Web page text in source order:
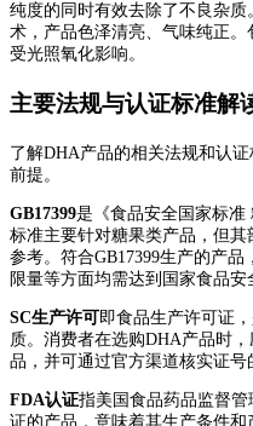
纯度的同时有效去除了不良杂
术，产品色泽清亮、气味纯正
受光照氧化影响。
主要法规与认证标准解
了解DHA产品的相关法规和认
前提。
GB17399是《食品安全国家标准
标准主要针对糖果类产品，但
参考。符合GB17399生产的产
限量等方面均需达到国家食品安
SC生产许可即食品生产许可证
质。消费者在选购DHA产品时
品，并可通过官方渠道核实证号
FDA认证指美国食品药品监督
证的产品，意味着其生产条件